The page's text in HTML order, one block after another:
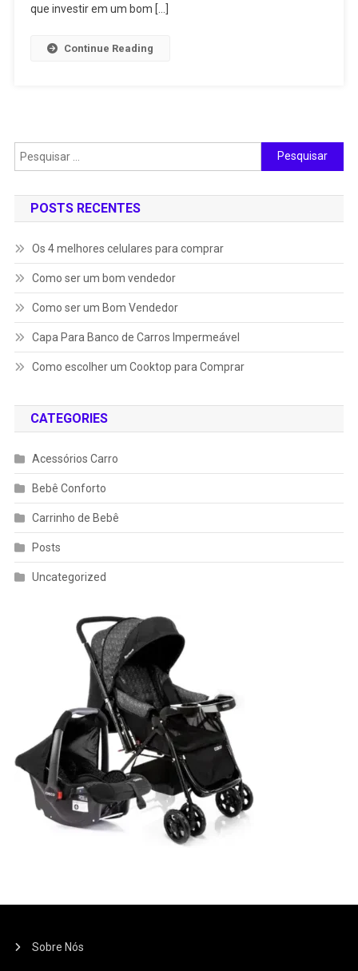
que investir em um bom […]
Continue Reading
Pesquisar
por:
POSTS RECENTES
Os 4 melhores celulares para comprar
Como ser um bom vendedor
Como ser um Bom Vendedor
Capa Para Banco de Carros Impermeável
Como escolher um Cooktop para Comprar
CATEGORIES
Acessórios Carro
Bebê Conforto
Carrinho de Bebê
Posts
Uncategorized
Sobre Nós